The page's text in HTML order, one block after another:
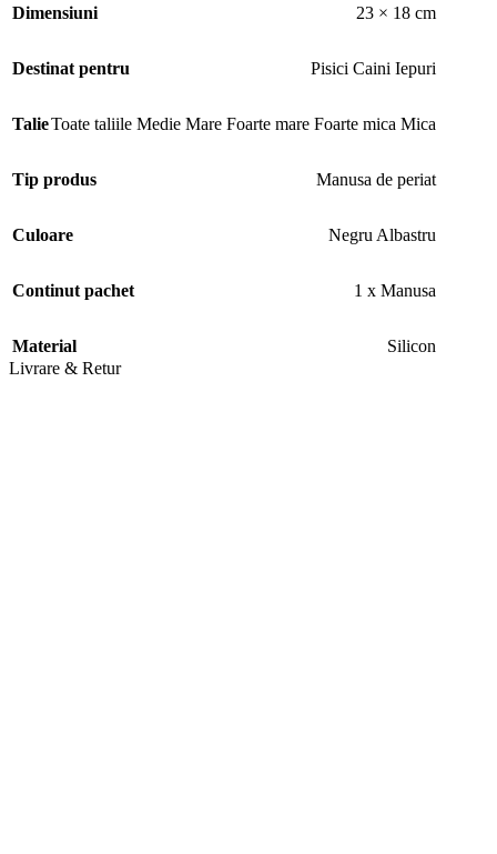
Beneficii si caracteristici:
animale si mentine firele de par pe manusi, astfel incat blana
Designul imita mana ta. Va permite sa ajungeti in locuri greu
accesibile, cum ar fi fata, picioarele sau coada.
Poate fi folosit si ca perie de baie pentru a curata parul
Dimensiuni 23 × 18 cm
Destinat pentru Pisici Caini Iepuri
TalieToate taliile Medie Mare Foarte mare Foarte mica Mica
Tip produs Manusa de periat
Culoare Negru Albastru
Continut pachet 1 x Manusa
Material
Silicon
Livrare & Retur